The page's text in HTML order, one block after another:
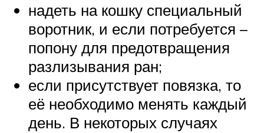
надеть на кошку специальный
воротник, и если потребуется –
попону для предотвращения
разлизывания ран;
если присутствует повязка, то
её необходимо менять каждый
день. В некоторых случаях